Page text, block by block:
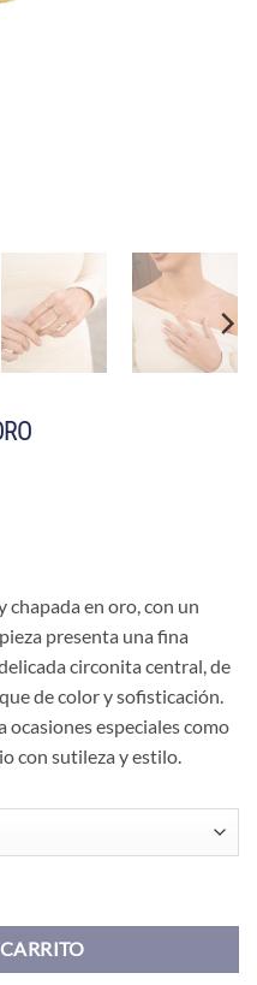
en oro, con un
presenta una fina
circonita central, de
de color y sofisticación.
especiales como
con sutileza y estilo.